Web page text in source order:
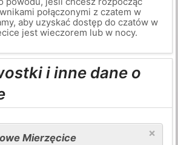
połączonymi z czatem w
aby uzyskać dostęp do czatów w
jest wieczorem lub w nocy.
i inne dane o
×
Mierzęcice